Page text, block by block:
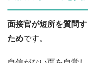
面接官が短所を質問
ためです。